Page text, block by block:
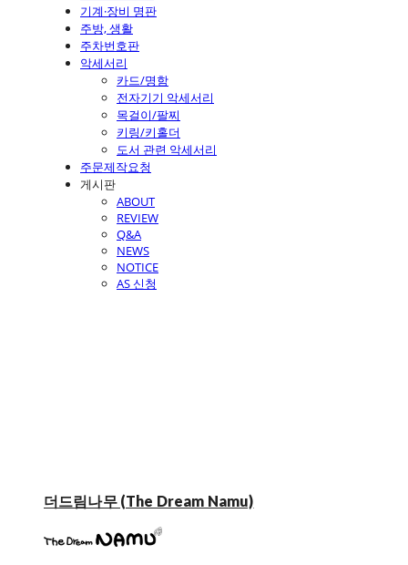
기계·장비 명판
주방, 생활
주차번호판
악세서리
카드/명함
전자기기 악세서리
목걸이/팔찌
키링/키홀더
도서 관련 악세서리
주문제작요청
게시판
ABOUT
REVIEW
Q&A
NEWS
NOTICE
AS 신청
더드림나무 (The Dream Namu)